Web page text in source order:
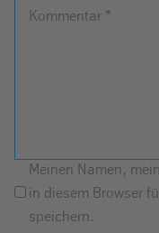
Kommentar *
Meinen Namen,
in diesem Browser
speichern.